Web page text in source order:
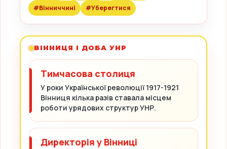
#Вінниччині
#Уберегтися
ВІННИЦЯ І ДОБА УНР
Тимчасова столиця
У роки Української революції 1917-1921
Вінниця кілька разів ставала місцем
роботи урядових структур УНР.
Директорія у Вінниці